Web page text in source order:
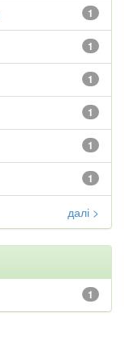
1
1
1
1
1
1
далі >
1